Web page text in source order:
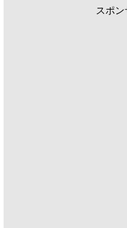
スポ